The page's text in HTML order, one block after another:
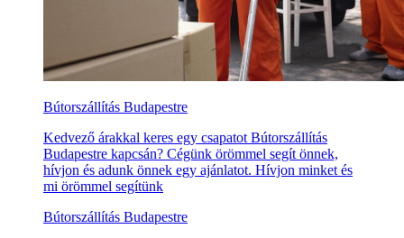
Bútorszállítás Budapestre
Kedvező árakkal keres egy csapatot Bútorszállítás
Budapestre kapcsán? Cégünk örömmel segít önnek,
hívjon és adunk önnek egy ajánlatot. Hívjon minket és
mi örömmel segítünk
Bútorszállítás Budapestre